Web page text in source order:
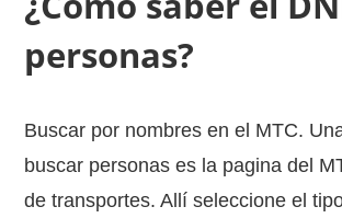
personas?
Buscar por nombres en el MTC.
buscar personas es la pagina del
de transportes. Allí seleccione el